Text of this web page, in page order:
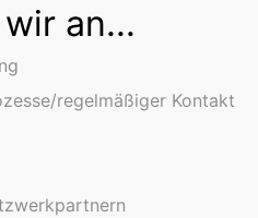
an...
regelmäßiger Kontakt